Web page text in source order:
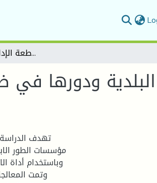
البلدية ودورها في ضمان تسيير وصيانة مؤسسات الطور الابتدائي -دراسة حالة مدارس المقاطعة الإدارية 04 – بوسعادة-
البلدية ودورها في
تهدف
وتمت